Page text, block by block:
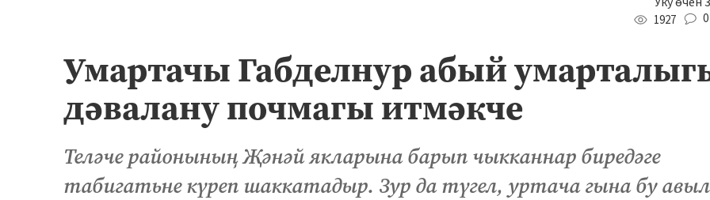
1927 0
Умартачы Габделнур абый
дәвалану почмагы итмәкче
Теләче районының Җәнәй якларына барып чыкканнар биредәге
табигатьне күреп шаккатадыр. Зур да түгел, уртача гына бу